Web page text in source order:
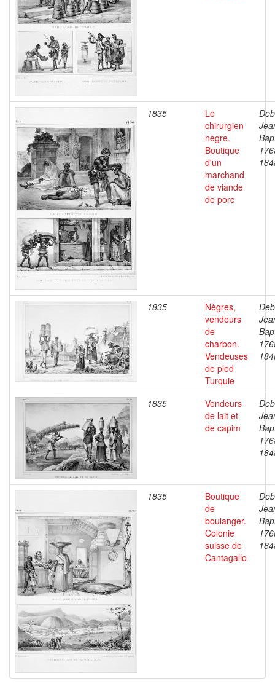
1835
Le
chirurgien
nègre.
Boutique
d'un
marchand
de viande
de porc
1835
Nègres,
vendeurs
de
charbon.
Vendeuses
de pled
Turquie
1835
Vendeurs
de lait et
de capim
1835
Boutique
de
boulanger.
Colonie
suisse de
Cantagallo